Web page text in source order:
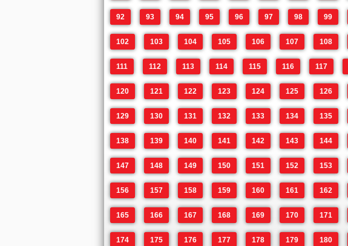
92 93 94 95 96 97 98 99
102 103 104 105 106 107 108
111 112 113 114 115 116 117
120 121 122 123 124 125 126
129 130 131 132 133 134 135
138 139 140 141 142 143 144
147 148 149 150 151 152 153
156 157 158 159 160 161 162
165 166 167 168 169 170 171
174 175 176 177 178 179 180